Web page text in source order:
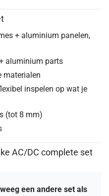
+ aluminium panelen,
aluminium parts
materialen
inspelen op wat je
(tot 8 mm)
AC/DC complete set
een andere set als